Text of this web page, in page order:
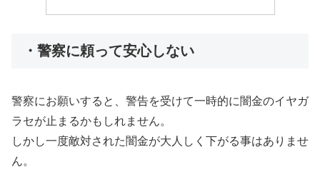
・警察に頼って安心しない
警察にお願いすると、警告を受けて一時的に闇金のイヤガ
ラセが止まるかもしれません。
しかし一度敵対された闇金が大人しく下がる事はありませ
ん。